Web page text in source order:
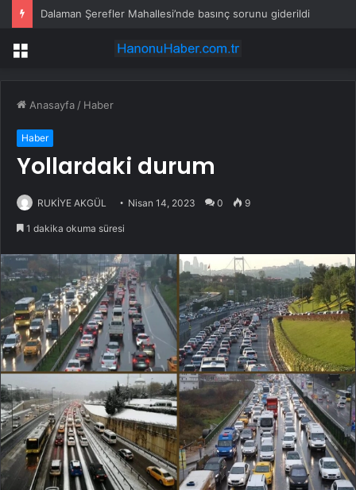
Dalaman Şerefler Mahallesi’nde basınç sorunu giderildi
Menü
Anasayfa / Haber
Haber
Yollardaki durum
RUKİYE AKGÜL Nisan 14, 2023 0 9
1 dakika okuma süresi